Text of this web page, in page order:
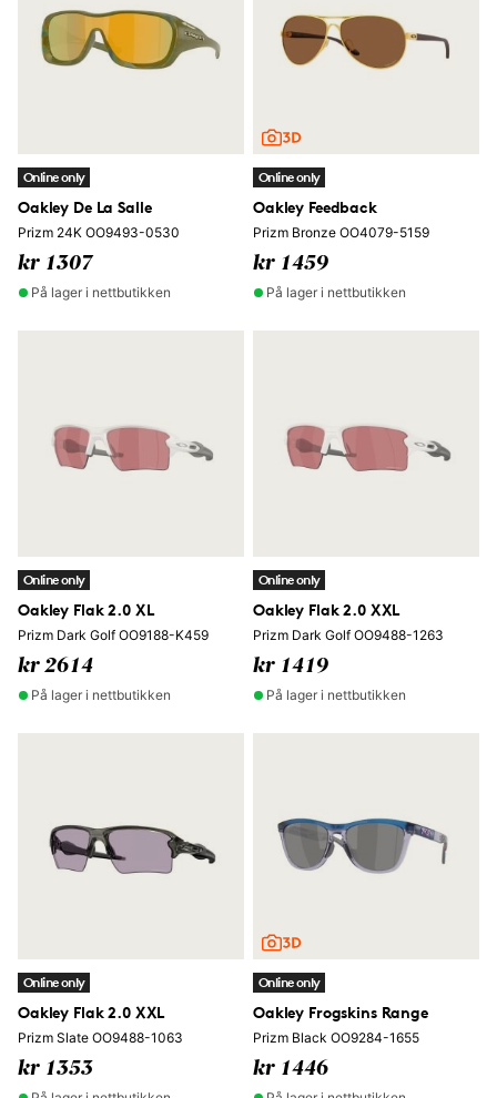
Online only
Oakley De La Salle
Prizm 24K OO9493-0530
kr 1307
På lager i nettbutikken
Online only
Oakley Feedback
Prizm Bronze OO4079-5159
kr 1459
På lager i nettbutikken
Online only
Oakley Flak 2.0 XL
Prizm Dark Golf OO9188-K459
kr 2614
På lager i nettbutikken
Online only
Oakley Flak 2.0 XXL
Prizm Dark Golf OO9488-1263
kr 1419
På lager i nettbutikken
Online only
Oakley Flak 2.0 XXL
Prizm Slate OO9488-1063
kr 1353
Online only
Oakley Frogskins Range
Prizm Black OO9284-1655
kr 1446